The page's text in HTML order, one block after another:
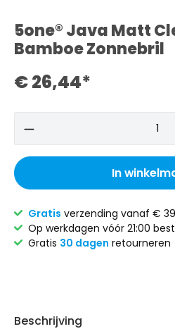
5one® Java Matt
Bamboe Zonnebril
€ 26,44*
In
Gratis verzending vanaf €
Op werkdagen vóór 21:00
Gratis 30 dagen retourneren
Beschrijving